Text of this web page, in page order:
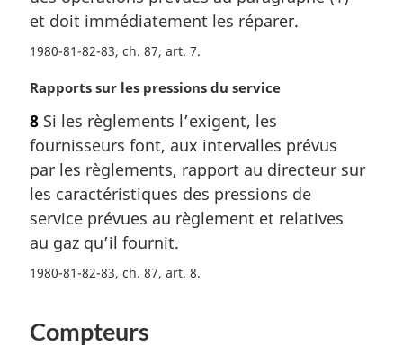
a
g
n
a
l
e
:
et doit immédiatement les réparer.
1980-81-82-83, ch. 87, art. 7
N
t
e
m
a
g
i
n
e
:
Rapports sur les pressions du service
8 Si les règlements l’exigent, les
fournisseurs font, aux intervalles prévus
par les règlements, rapport au directeur sur
les caractéristiques des pressions de
service prévues au règlement et relatives
au gaz qu’il fournit.
1980-81-82-83, ch. 87, art. 8
Compteurs